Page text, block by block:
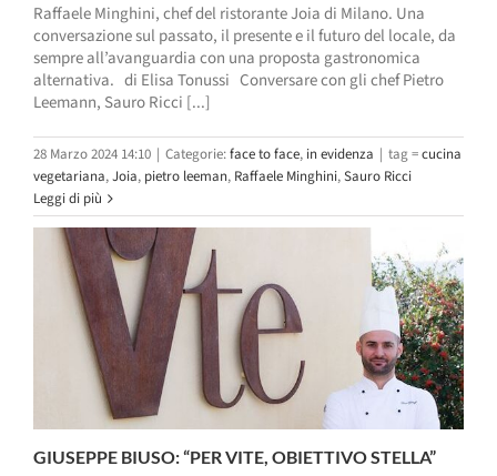
Raffaele Minghini, chef del ristorante Joia di Milano. Una
conversazione sul passato, il presente e il futuro del locale, da
sempre all’avanguardia con una proposta gastronomica
alternativa. di Elisa Tonussi Conversare con gli chef Pietro
Leemann, Sauro Ricci [...]
28 Marzo 2024 14:10 | Categorie:face to face, in evidenza | tag =cucina
vegetariana,Joia, pietro leeman, Raffaele Minghini,Sauro Ricci
Leggi di più
GIUSEPPE BIUSO: “PER VITE, OBIETTIVO STELLA”